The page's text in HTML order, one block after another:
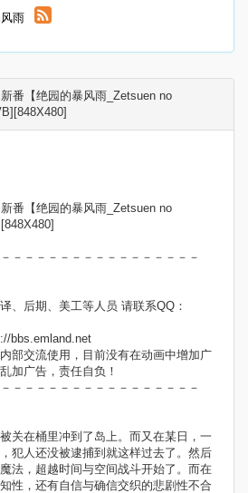
雨
番【绝园的暴风雨_Zetsuen no
番【绝园的暴风雨_Zetsuen no
－－－－－－－－－－－－－－－－
、后期、美工等人员 请联系QQ：
bbs.emland.net
部交流使用，目前没有在动画中增加广
加广告，责任自负！
－－－－－－－－－－－－－－－－
在桶里冲到了岛上。而又在某日，一
犯人还没被逮捕到就这样过去了。然后
法，超越时间与空间战斗开始了。而在
性，还有自信与确信交织的悲剧性不合